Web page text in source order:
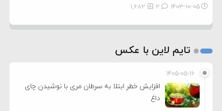
۱۴۰۳-۱۰-۰۵ 1,682
تایم لاین با عکس
۱۴۰۵-۰۵-۱۶
افزایش خطر ابتلا به سرطان مری با نوشیدن چای
داغ